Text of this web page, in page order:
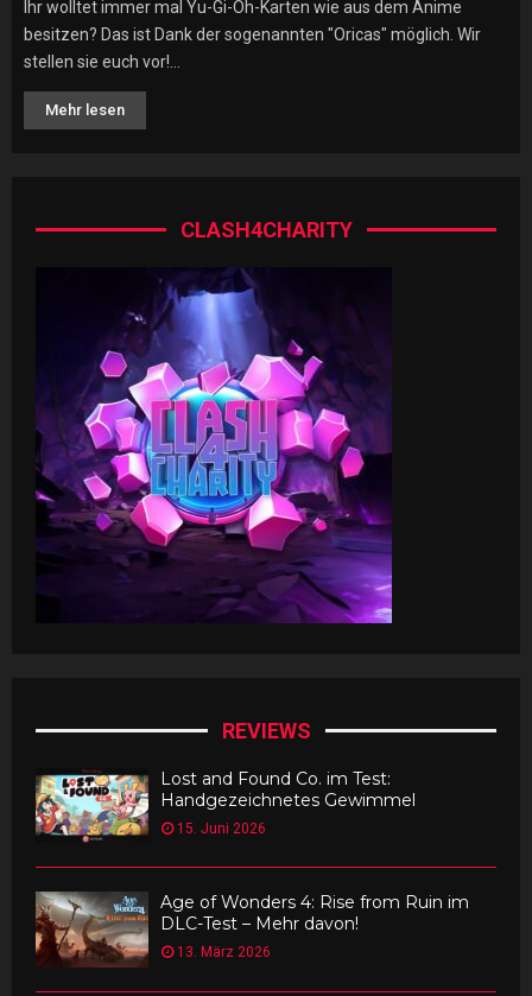
Ihr wolltet immer mal Yu-Gi-Oh-Karten wie aus dem Anime
besitzen? Das ist Dank der sogenannten "Oricas" möglich. Wir
stellen sie euch vor!...
Mehr lesen
CLASH4CHARITY
REVIEWS
Lost and Found Co. im Test:
Handgezeichnetes Gewimmel
15. Juni 2026
Age of Wonders 4: Rise from Ruin im
DLC-Test – Mehr davon!
13. März 2026